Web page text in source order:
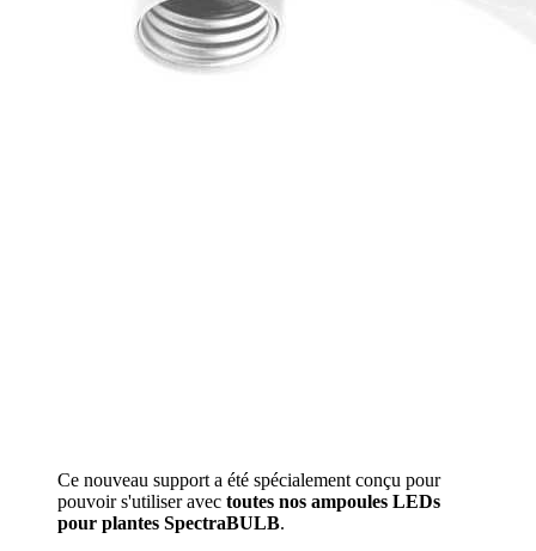
Ce nouveau support a été spécialement conçu pour
pouvoir s'utiliser avec toutes nos ampoules LEDs
pour plantes SpectraBULB.